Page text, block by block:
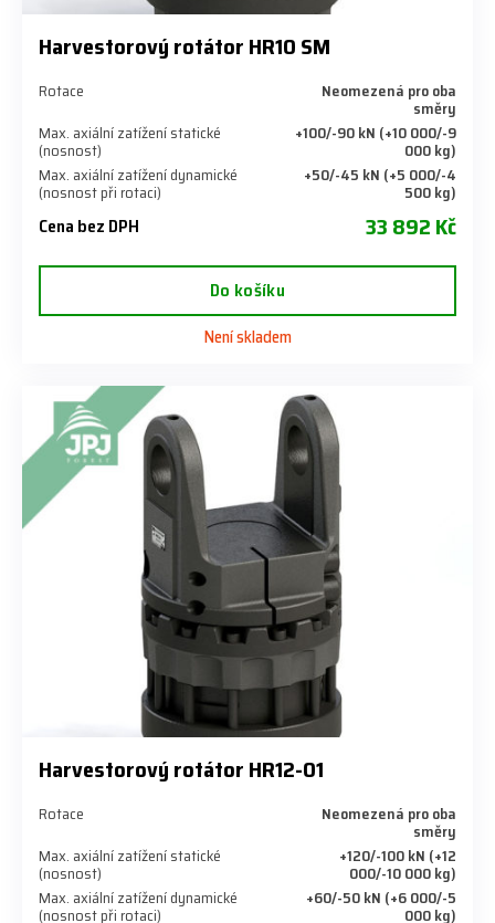
Harvestorový rotátor HR10 SM
Rotace Neomezená pro oba
směry
Max. axiální zatížení statické
(nosnost)
+100/-90 kN (+10 000/-9
000 kg)
Max. axiální zatížení dynamické
(nosnost při rotaci)
+50/-45 kN (+5 000/-4
500 kg)
Cena bez DPH 33 892 Kč
Do košíku
Není skladem
Harvestorový rotátor HR12-01
Rotace Neomezená pro oba
směry
Max. axiální zatížení statické
(nosnost)
+120/-100 kN (+12
000/-10 000 kg)
Max. axiální zatížení dynamické
(nosnost při rotaci)
+60/-50 kN (+6 000/-5
000 kg)